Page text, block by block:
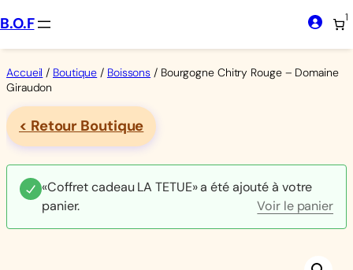
Aller
au
contenu
B.O.F 1
Accueil / Boutique / Boissons / Bourgogne Chitry Rouge – Domaine
Giraudon
< Retour Boutique
«Coffret cadeau LA TETUE» a été ajouté à votre
panier.
Voir le panier